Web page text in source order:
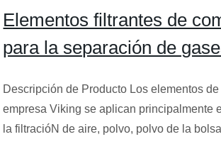
Elementos filtrantes de
para la separación de
Descripción de Producto Los elementos
empresa Viking se aplican principalmente
la filtracióN de aire, polvo, polvo de la